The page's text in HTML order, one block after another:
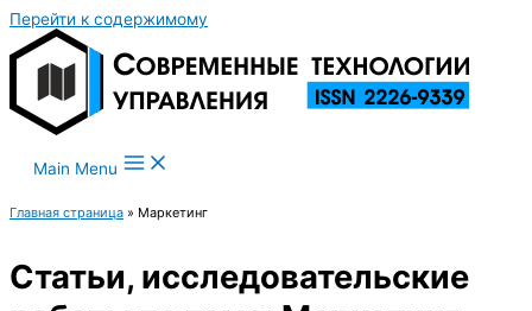
Перейти к содержимому
Main Menu
Главная страница » Маркетинг
Статьи, исследовательские